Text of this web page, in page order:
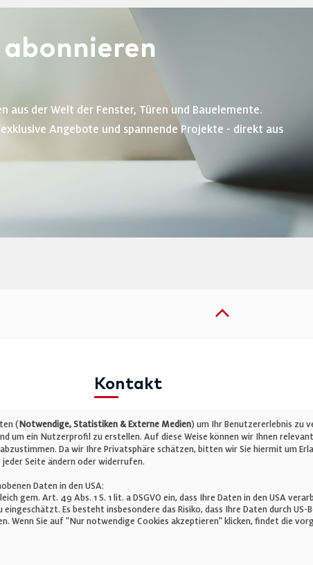
abonnieren
aus der Welt der Fenster, Türen und Bauelemente.
Angebote und spannende Projekte - direkt aus
Kontakt
E-Mail:info@bauelemente-bau.eu
(Notwendige, Statistiken & Externe Medien) um Ihr Benutzererlebnis zu
um ein Nutzerprofil zu erstellen. Auf diese Weise können wir Ihnen
Da wir Ihre Privatsphäre schätzen, bitten wir Sie hiermit um
jeder Seite ändern oder widerrufen.
Daten in den USA:
gem. Art. 49 Abs. 1 S. 1 lit. a DSGVO ein, dass Ihre Daten in den USA
Es besteht insbesondere das Risiko, dass Ihre Daten durch
Wenn Sie auf "Nur notwendige Cookies akzeptieren" klicken, findet die